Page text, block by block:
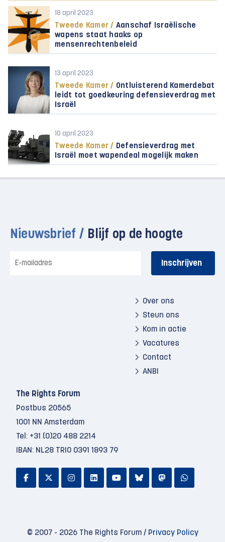
18 april 2023
Tweede Kamer / Aanschaf Israëlische
wapens staat haaks op
mensenrechtenbeleid
13 april 2023
Tweede Kamer / Ontluisterend Kamerdebat
leidt tot goedkeuring defensieverdrag met
Israël
10 april 2023
Tweede Kamer / Defensieverdrag met
Israël moet wapendeal mogelijk maken
Nieuwsbrief / Blijf op de hoogte
mailadres
Over ons
Steun ons
Kom in actie
Vacatures
Contact
ANBI
The Rights Forum
Postbus 20565
1001 NN Amsterdam
Tel: +31 (0)20 488 2214
IBAN: NL28 TRIO 0391 1893 79
© 2007 - 2026 The Rights Forum / Privacy Policy